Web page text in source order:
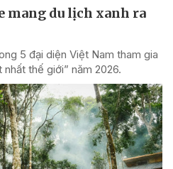
mang du lịch xanh ra
5 đại diện Việt Nam tham gia
thế giới” năm 2026.